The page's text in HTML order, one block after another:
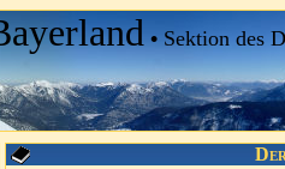
• Sektion des